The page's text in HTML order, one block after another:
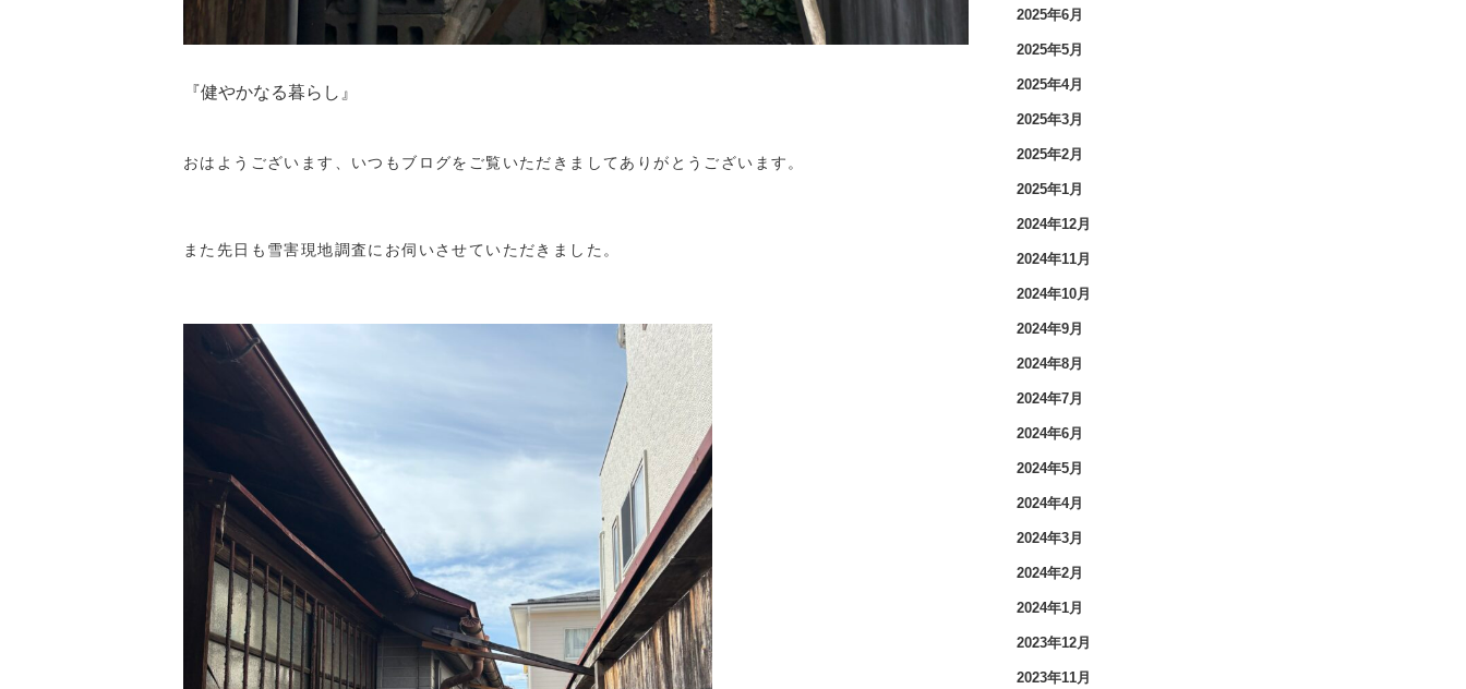
『健やかなる暮らし』
おはようございます、いつもブログをご覧いただきましてありがとうございます。
また先日も雪害現地調査にお伺いさせていただきました。
2025年6月
2025年5月
2025年4月
2025年3月
2025年2月
2025年1月
2024年12月
2024年11月
2024年10月
2024年9月
2024年8月
2024年7月
2024年6月
2024年5月
2024年4月
2024年3月
2024年2月
2024年1月
2023年12月
2023年11月